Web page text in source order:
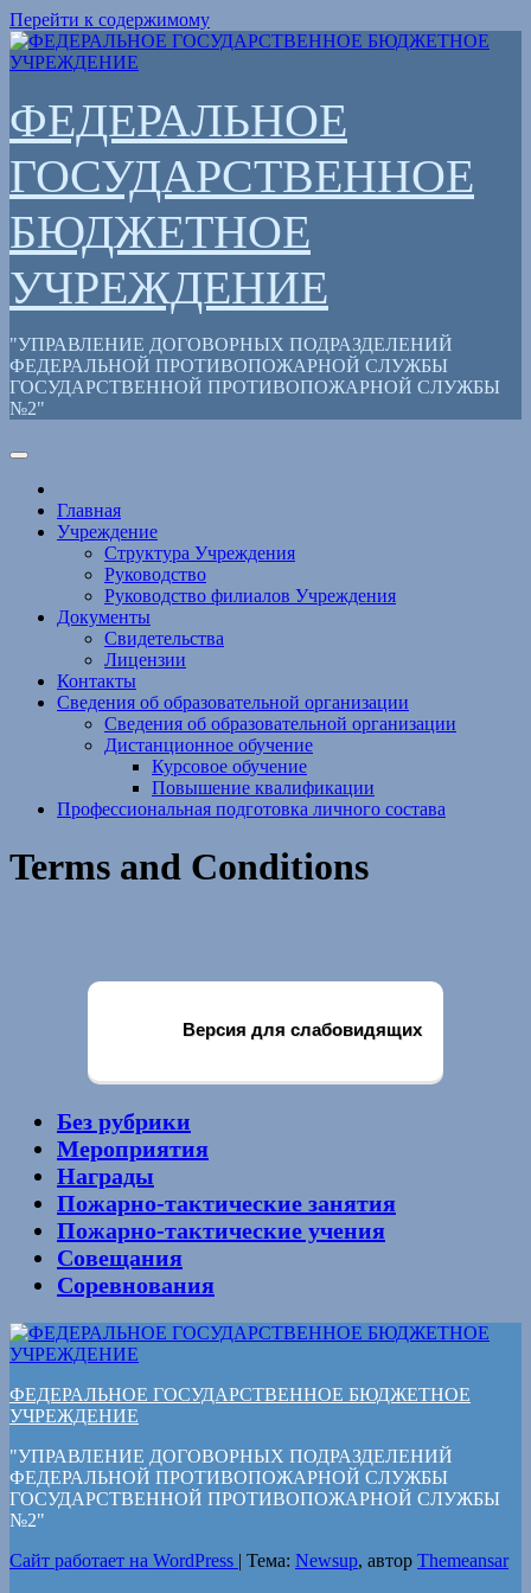
Перейти к содержимому
ФЕДЕРАЛЬНОЕ
ГОСУДАРСТВЕННОЕ
БЮДЖЕТНОЕ
УЧРЕЖДЕНИЕ
"УПРАВЛЕНИЕ ДОГОВОРНЫХ ПОДРАЗДЕЛЕНИЙ
ФЕДЕРАЛЬНОЙ ПРОТИВОПОЖАРНОЙ СЛУЖБЫ
ГОСУДАРСТВЕННОЙ ПРОТИВОПОЖАРНОЙ СЛУЖБЫ
№2"
Главная
Учреждение
Структура Учреждения
Руководство
Руководство филиалов Учреждения
Документы
Свидетельства
Лицензии
Контакты
Сведения об образовательной организации
Сведения об образовательной организации
Дистанционное обучение
Курсовое обучение
Повышение квалификации
Профессиональная подготовка личного состава
Terms and Conditions
Версия для слабовидящих
Без рубрики
Мероприятия
Награды
Пожарно-тактические занятия
Пожарно-тактические учения
Совещания
Соревнования
ФЕДЕРАЛЬНОЕ ГОСУДАРСТВЕННОЕ БЮДЖЕТНОЕ
УЧРЕЖДЕНИЕ
"УПРАВЛЕНИЕ ДОГОВОРНЫХ ПОДРАЗДЕЛЕНИЙ
ФЕДЕРАЛЬНОЙ ПРОТИВОПОЖАРНОЙ СЛУЖБЫ
ГОСУДАРСТВЕННОЙ ПРОТИВОПОЖАРНОЙ СЛУЖБЫ
№2"
Сайт работает на WordPress | Тема: Newsup, автор Themeansar